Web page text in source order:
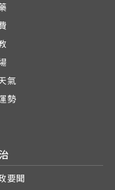
氣
勢
要聞